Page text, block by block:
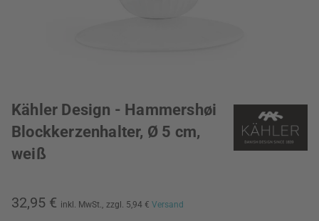
Kähler Design - Hammershøi
Blockkerzenhalter, Ø 5 cm,
weiß
32,95 € inkl. MwSt., zzgl. 5,94 € Versand